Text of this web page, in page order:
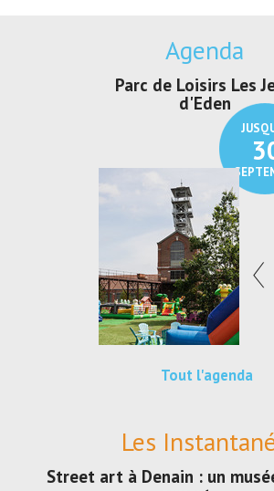
Agenda
Parc de Loisirs Les
d'Eden
Tout l'agenda
Les
Street art à Denain : un